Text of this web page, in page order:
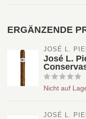
ERGÄNZENDE
JOSÉ L.
José L.
Nicht auf
JOSÉ L.